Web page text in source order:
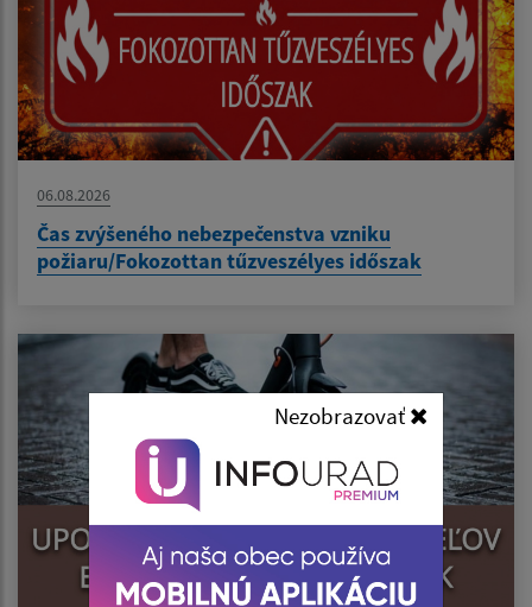
Nezobrazovať
06.08.2026
Čas zvýšeného nebezpečenstva vzniku
požiaru/Fokozottan tűzveszélyes időszak